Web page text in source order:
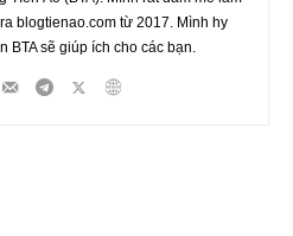
blogtienao.com từ 2017. Mình hy
BTA sẽ giúp ích cho các bạn.